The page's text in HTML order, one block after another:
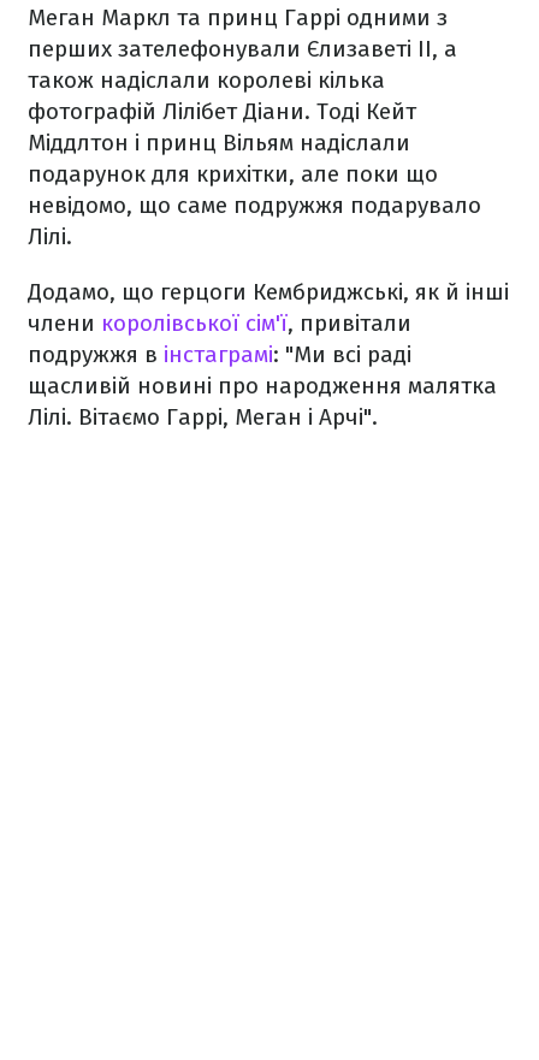
Меган Маркл та принц Гаррі одними з
перших зателефонували Єлизаветі II, а
також надіслали королеві кілька
фотографій Лілібет Діани. Тоді Кейт
Міддлтон і принц Вільям надіслали
подарунок для крихітки, але поки що
невідомо, що саме подружжя подарувало
Лілі.
Додамо, що герцоги Кембриджські, як й інші
члени королівської сім'ї, привітали
подружжя в інстаграмі: "Ми всі раді
щасливій новині про народження малятка
Лілі. Вітаємо Гаррі, Меган і Арчі".